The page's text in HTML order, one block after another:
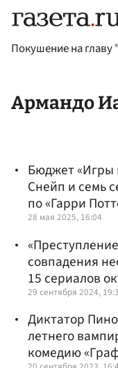
Покушение на
Армандо
Бюджет «Игры
Снейп и семь
по «Гарри
28 мая 2025, 16:04
совпадения
15 сериалов
29 сентября 2024,
Диктатор
летнего
комедию